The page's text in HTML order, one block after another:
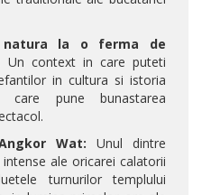
natura la o ferma de
Un context in care puteti
in cultura si istoria
care pune bunastarea
Wat: Unul dintre
ale oricarei calatorii
turnurilor templului